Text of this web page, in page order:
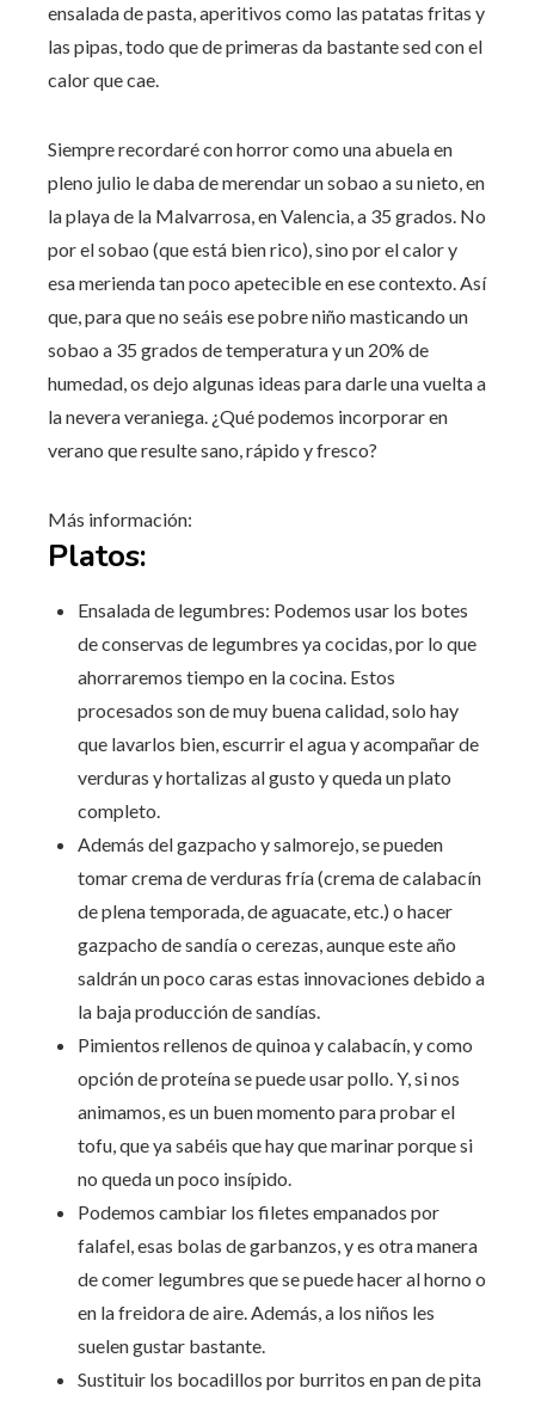
ensalada de pasta, aperitivos como las patatas fritas y
las pipas, todo que de primeras da bastante sed con el
calor que cae.
Siempre recordaré con horror como una abuela en
pleno julio le daba de merendar un sobao a su nieto, en
la playa de la Malvarrosa, en Valencia, a 35 grados. No
por el sobao (que está bien rico), sino por el calor y
esa merienda tan poco apetecible en ese contexto. Así
que, para que no seáis ese pobre niño masticando un
sobao a 35 grados de temperatura y un 20% de
humedad, os dejo algunas ideas para darle una vuelta a
la nevera veraniega. ¿Qué podemos incorporar en
verano que resulte sano, rápido y fresco?
Más información:
Platos:
Ensalada de legumbres: Podemos usar los botes
de conservas de legumbres ya cocidas, por lo que
ahorraremos tiempo en la cocina. Estos
procesados son de muy buena calidad, solo hay
que lavarlos bien, escurrir el agua y acompañar de
verduras y hortalizas al gusto y queda un plato
completo.
Además del gazpacho y salmorejo, se pueden
tomar crema de verduras fría (crema de calabacín
de plena temporada, de aguacate, etc.) o hacer
gazpacho de sandía o cerezas, aunque este año
saldrán un poco caras estas innovaciones debido a
la baja producción de sandías.
Pimientos rellenos de quinoa y calabacín, y como
opción de proteína se puede usar pollo. Y, si nos
animamos, es un buen momento para probar el
tofu, que ya sabéis que hay que marinar porque si
no queda un poco insípido.
Podemos cambiar los filetes empanados por
falafel, esas bolas de garbanzos, y es otra manera
de comer legumbres que se puede hacer al horno o
en la freidora de aire. Además, a los niños les
suelen gustar bastante.
Sustituir los bocadillos por burritos en pan de pita